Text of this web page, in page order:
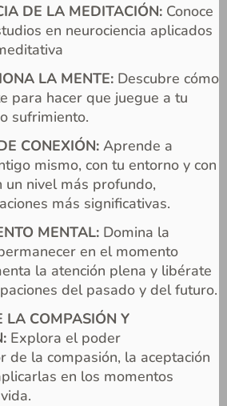
DE LA MEDITACIÓN:Conoce
en neurociencia aplicados
LA MENTE:Descubre cómo
para hacer que juegue a tu
sufrimiento.
CONEXIÓN: Aprende a
mismo, con tu entorno y con
un nivel más profundo,
más significativas.
MENTAL: Domina la
en el momento
la atención plena y libérate
del pasado y del futuro.
LA COMPASIÓN Y
Explora el poder
de la compasión, la aceptación
en los momentos